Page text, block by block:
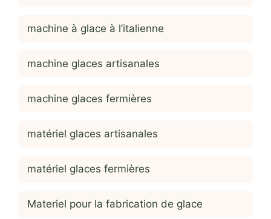
machine à glace à l’italienne
machine glaces artisanales
machine glaces fermières
matériel glaces artisanales
matériel glaces fermières
Materiel pour la fabrication de glace